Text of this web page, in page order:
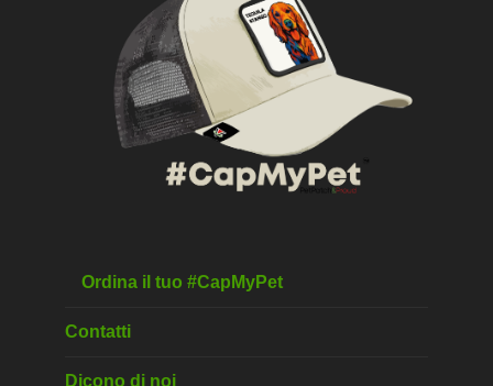
Ordina il tuo #CapMyPet
Contatti
Dicono di noi